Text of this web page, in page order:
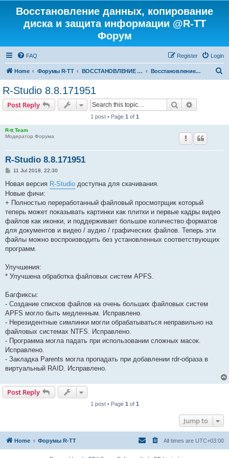
Восстановление данных, копирование
диска и защита информации @R-TT
Форум
FAQ Login
Register
Home Форумы R-TT ВОССТАНОВЛЕНИЕ ДАННЫХ И УДАЛЕННЫХ ФАЙЛОВ Восстановление данных
R-Studio 8.8.171951
Post Reply Search
1 post • Page 1 of 1
R-tt Team
Модератор Форума
R-Studio 8.8.171951
P
s
11 Jul 2018, 22:30
Новая версия R-Studio доступна для скачивания.
Новые фичи:
+ Полностью переработанный файловый просмотрщик который
теперь может показывать картинки как плитки и первые кадры видео
файлов как иконки, и поддерживает большое количество форматов
для документов и видео / аудио / графических файлов. Теперь эти
файлы можно воспроизводить без установленных соответствующих
программ.
Улучшения:
* Улучшена обработка файловых систем APFS.
Багфиксы:
- Создание списков файлов на очень больших файловых систем
APFS могло быть медленным. Исправлено.
- Нерезидентные симлинки могли обрабатываться неправильно на
файловых системах NTFS. Исправлено.
- Программа могла падать при использовании сложных масок.
Исправлено.
- Закладка Parents могла пропадать при добавлении rdr-образа в
виртуальный RAID. Исправлено.
Post Reply
1 post • Page 1 of 1
Jump to
Home Форумы R-TT All times are UTC+03:00